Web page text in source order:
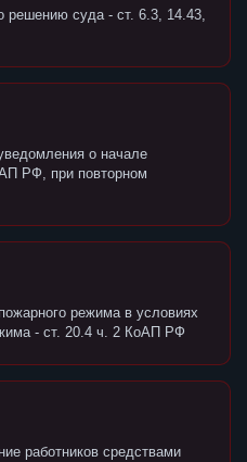
решению суда - ст. 6.3, 14.43,
о начале
РФ, при повторном
режима в условиях
- ст. 20.4 ч. 2 КоАП РФ
работников средствами